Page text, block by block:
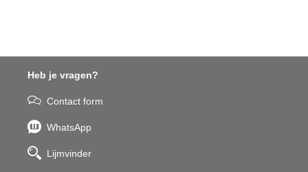
Heb je vragen?
Contact form
WhatsApp
Lijmvinder